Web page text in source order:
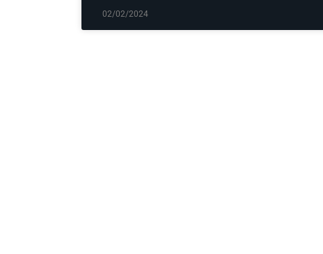
02/02/2024